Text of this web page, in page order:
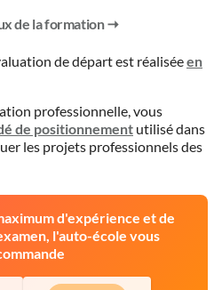
de la formation
de départ est réaliséeen
professionnelle, vous
de positionnement utilisé dans
les projets professionnels des
d'expérience et de
l'auto-école vous